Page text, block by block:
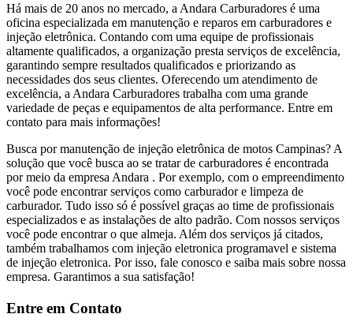
Há mais de 20 anos no mercado, a Andara Carburadores é uma
oficina especializada em manutenção e reparos em carburadores e
injeção eletrônica. Contando com uma equipe de profissionais
altamente qualificados, a organização presta serviços de excelência,
garantindo sempre resultados qualificados e priorizando as
necessidades dos seus clientes. Oferecendo um atendimento de
excelência, a Andara Carburadores trabalha com uma grande
variedade de peças e equipamentos de alta performance. Entre em
contato para mais informações!
Busca por manutenção de injeção eletrônica de motos Campinas? A
solução que você busca ao se tratar de carburadores é encontrada
por meio da empresa Andara . Por exemplo, com o empreendimento
você pode encontrar serviços como carburador e limpeza de
carburador. Tudo isso só é possível graças ao time de profissionais
especializados e as instalações de alto padrão. Com nossos serviços
você pode encontrar o que almeja. Além dos serviços já citados,
também trabalhamos com injeção eletronica programavel e sistema
de injeção eletronica. Por isso, fale conosco e saiba mais sobre nossa
empresa. Garantimos a sua satisfação!
Entre em Contato